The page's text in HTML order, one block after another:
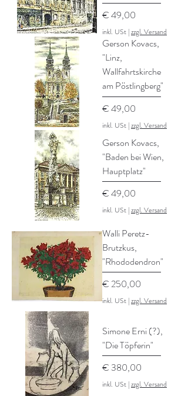
Preis
€ 49,00
inkl. USt |zzgl. Versand
Gerson Kovacs,
"Linz,
Wallfahrtskirche
am Pöstlingberg"
Preis
€ 49,00
inkl. USt |zzgl. Versand
Gerson Kovacs,
"Baden bei Wien,
Hauptplatz"
Preis
€ 49,00
inkl. USt |zzgl. Versand
Walli Peretz-
Brutzkus,
"Rhododendron"
Preis
€ 250,00
inkl. USt |zzgl. Versand
Simone Erni (?),
"Die Töpferin"
Preis
€ 380,00
inkl. USt |zzgl. Versand